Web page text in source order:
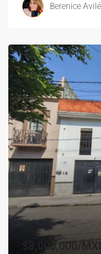
Berenice
$8,000,000 /